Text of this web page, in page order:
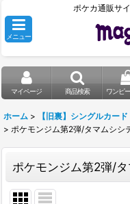
ポケカ通販サ
メニュー
マイページ 商品検索 ワンピ
ホーム >
【旧裏】シングルカード
> ポケモンジム第2弾/タマムシシ
ポケモンジム第2弾/